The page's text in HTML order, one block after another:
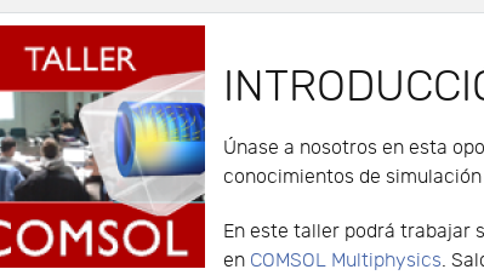
Únase a nosotros en esta
conocimientos de
En este taller podrá trabajar
en COMSOL Multiphysics.